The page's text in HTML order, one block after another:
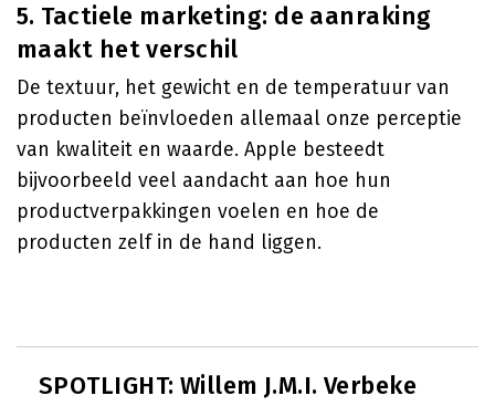
5. Tactiele marketing: de aanraking
maakt het verschil
De textuur, het gewicht en de temperatuur van
producten beïnvloeden allemaal onze perceptie
van kwaliteit en waarde. Apple besteedt
bijvoorbeeld veel aandacht aan hoe hun
productverpakkingen voelen en hoe de
producten zelf in de hand liggen.
SPOTLIGHT: Willem J.M.I. Verbeke